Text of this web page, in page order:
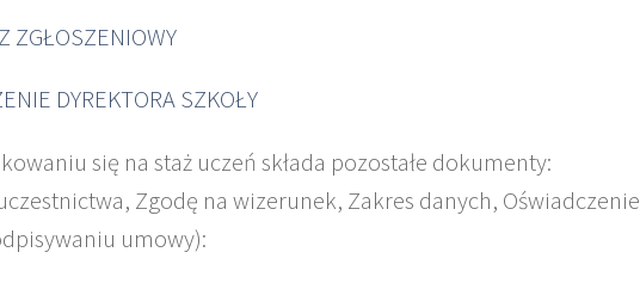
ZGŁOSZENIOWY
DYREKTORA SZKOŁY
się na staż uczeń składa pozostałe dokumenty:
Zgodę na wizerunek, Zakres danych, Oświadczenie
umowy):